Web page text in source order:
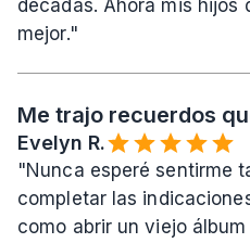
décadas. Ahora mis hijos
mejor."
Me trajo recuerdos
Evelyn R.
"Nunca esperé sentirme
completar las
como abrir un viejo